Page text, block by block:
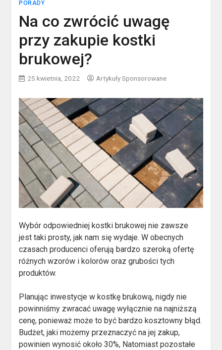
PORADY
Na co zwrócić uwagę
przy zakupie kostki
brukowej?
25 kwietnia, 2022 Artykuły Sponsorowane
Wybór odpowiedniej kostki brukowej nie zawsze
jest taki prosty, jak nam się wydaje. W obecnych
czasach producenci oferują bardzo szeroką ofertę
różnych wzorów i kolorów oraz grubości tych
produktów.
Planując inwestycje w kostkę brukową, nigdy nie
powinniśmy zwracać uwagę wyłącznie na najniższą
cenę, ponieważ może to być bardzo kosztowny błąd.
Budżet, jaki możemy przeznaczyć na jej zakup,
powinien wynosić około 30%, Natomiast pozostałe